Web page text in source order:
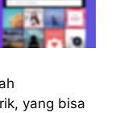
yang bisa